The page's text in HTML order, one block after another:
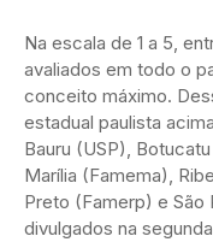
Na escala de 1 a 5,
avaliados em todo o
conceito máximo.
estadual paulista
Bauru (USP),
Marília (Famema),
Preto (Famerp) e São
divulgados na